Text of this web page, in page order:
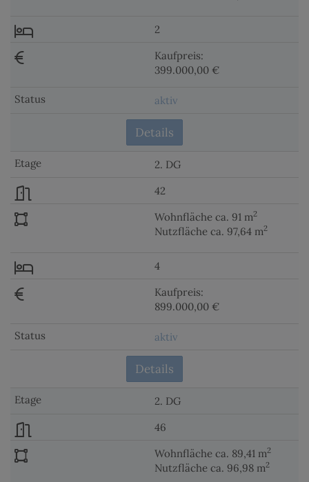
2
Kaufpreis:
399.000,00 €
aktiv
Details
2. DG
42
Wohnfläche ca. 91 m2
Nutzfläche ca. 97,64 m2
4
Kaufpreis:
899.000,00 €
aktiv
Details
2. DG
46
Wohnfläche ca. 89,41 m2
Nutzfläche ca. 96,98 m2